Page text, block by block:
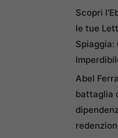
Scopri
le tue
Abel
battaglia